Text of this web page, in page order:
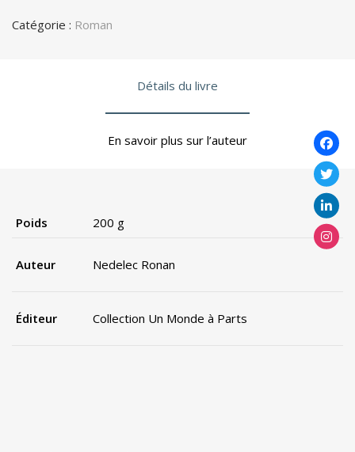
Catégorie : Roman
Détails du livre
En savoir plus sur l’auteur
Poids 200 g
Auteur Nedelec Ronan
Éditeur Collection Un Monde à Parts